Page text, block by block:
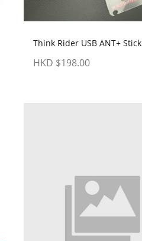
Think Rider USB ANT+ Stick
HKD $198.00